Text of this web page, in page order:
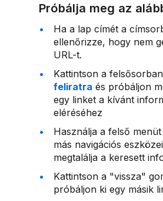
Próbálja meg az
Ha a lap címét a
ellenőrizze, hogy nem
URL-t.
Kattintson a
feliratra és próbáljon
egy linket a kívánt
eléréséhez
Használja a felső
más navigációs
megtalálja a keresett
Kattintson a "vissza"
próbáljon ki egy másik